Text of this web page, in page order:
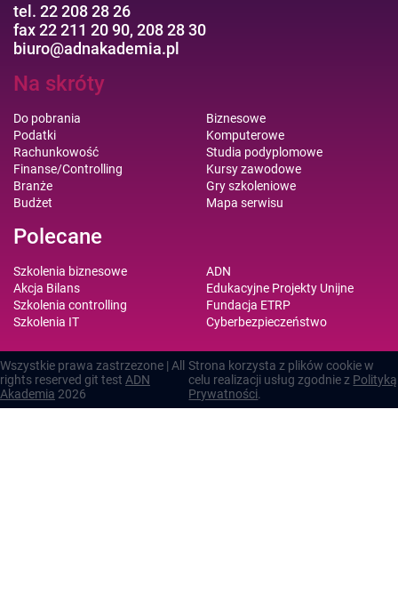
tel. 22 208 28 26
fax 22 211 20 90, 208 28 30
biuro@adnakademia.pl
Na skróty
Do pobrania
Podatki
Rachunkowość
Finanse/Controlling
Branże
Budżet
Biznesowe
Komputerowe
Studia podyplomowe
Kursy zawodowe
Gry szkoleniowe
Mapa serwisu
Polecane
Szkolenia biznesowe
Akcja Bilans
Szkolenia controlling
Szkolenia IT
ADN
Edukacyjne Projekty Unijne
Fundacja ETRP
Cyberbezpieczeństwo
Wszystkie prawa zastrzezone | All
rights reserved git test ADN
Akademia 2026
Strona korzysta z plików cookie w
celu realizacji usług zgodnie z Polityką
Prywatności.